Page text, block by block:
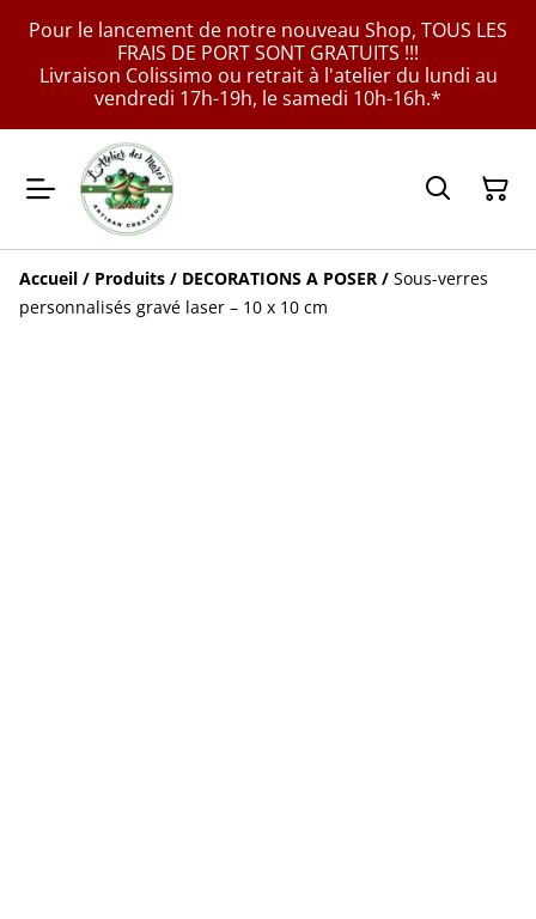
Pour le lancement de notre nouveau Shop, TOUS LES
FRAIS DE PORT SONT GRATUITS !!!
Livraison Colissimo ou retrait à l'atelier du lundi au
vendredi 17h-19h, le samedi 10h-16h.*
Accueil / Produits / DECORATIONS A POSER / Sous-verres
personnalisés gravé laser – 10 x 10 cm